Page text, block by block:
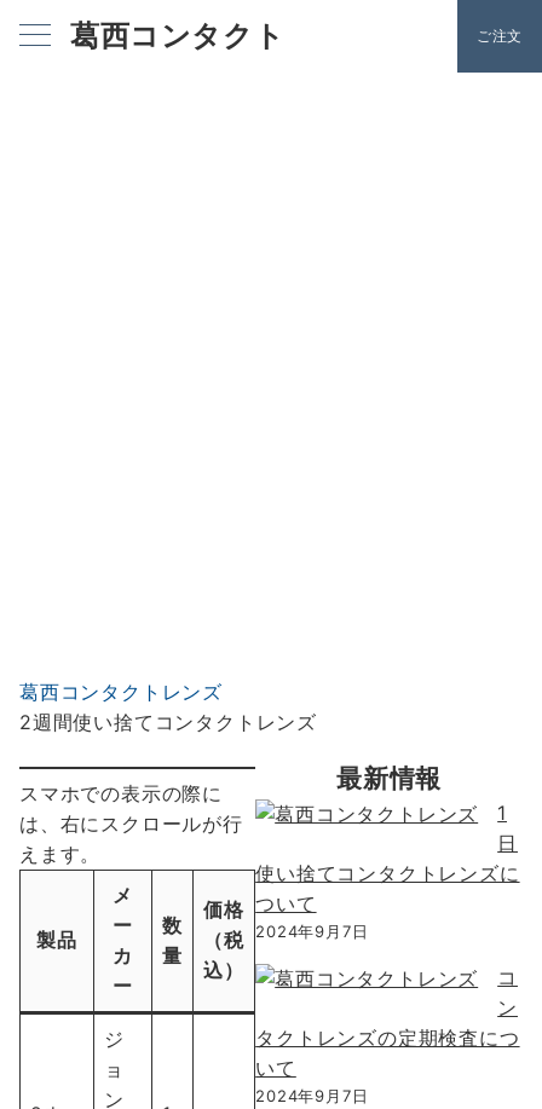
葛西コンタクト ご注文
葛西コンタクトレンズ
2週間使い捨てコンタクトレンズ
スマホでの表示の際に
は、右にスクロールが行
えます。
製品
メ
ー
カ
ー
数
量
価格
（税
込）
ジ
ョ
ン
最新情報
1
日
使い捨てコンタクトレンズに
ついて
2024年9月7日
コ
ン
タクトレンズの定期検査につ
いて
2024年9月7日